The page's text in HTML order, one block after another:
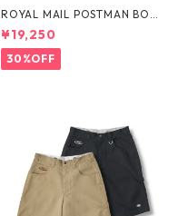
ROYAL MAIL POSTMAN BOO
TS by Dr.MARTENS
¥19,250
30%OFF